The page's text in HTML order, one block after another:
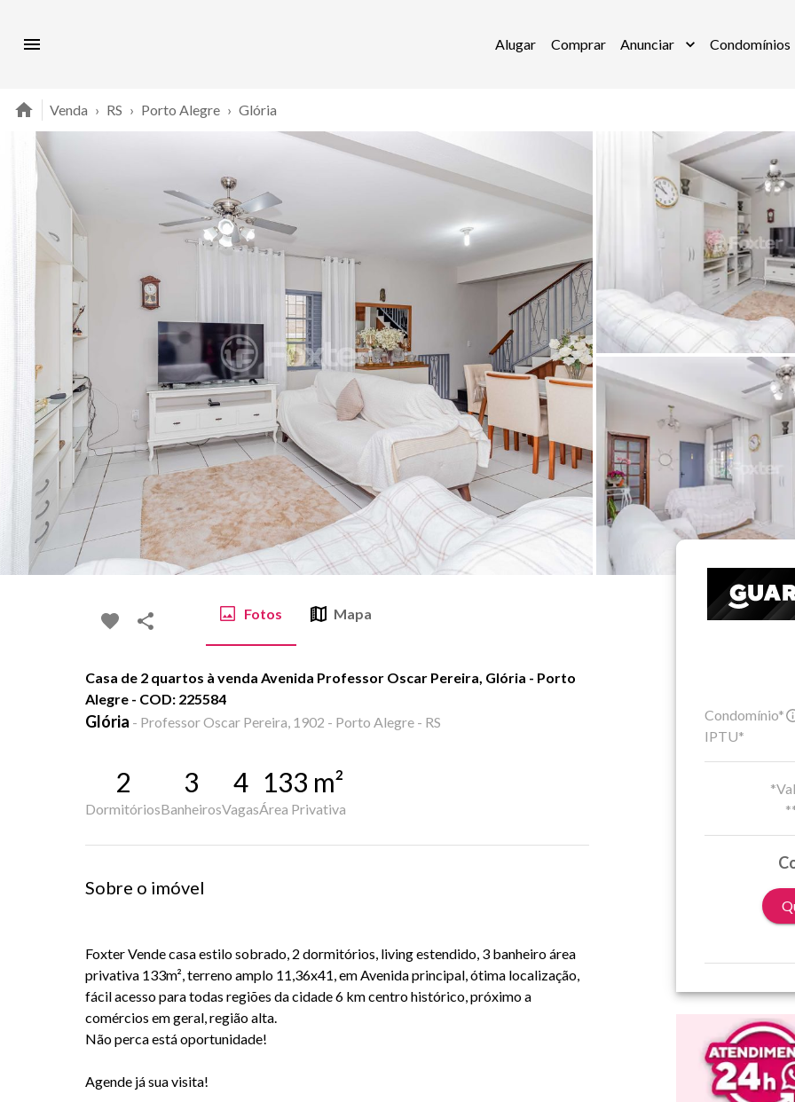
Alugar Comprar Anunciar Condomínios
Venda › RS › Porto Alegre › Glória
Fotos Mapa
Casa de 2 quartos à venda Avenida Professor Oscar Pereira, Glória - Porto
Alegre - COD: 225584
Glória - Professor Oscar Pereira, 1902 - Porto Alegre - RS
2
Dormitórios
3
Banheiros
4
Vagas
133 m²
Área Privativa
Sobre o imóvel
Foxter Vende casa estilo sobrado, 2 dormitórios, living estendido, 3 banheiro área
privativa 133m², terreno amplo 11,36x41, em Avenida principal, ótima localização,
fácil acesso para todas regiões da cidade 6 km centro histórico, próximo a
comércios em geral, região alta.
Não perca está oportunidade!
Agende já sua visita!
Condomínio*
IPTU*